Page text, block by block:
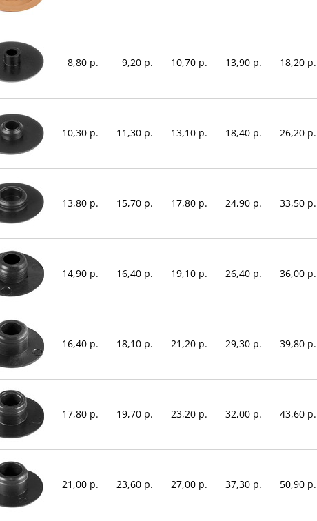
8,80 р. 9,20 р. 10,70 р. 13,90 р. 18,20 р.
10,30 р. 11,30 р. 13,10 р. 18,40 р. 26,20 р.
13,80 р. 15,70 р. 17,80 р. 24,90 р. 33,50 р.
14,90 р. 16,40 р. 19,10 р. 26,40 р. 36,00 р.
16,40 р. 18,10 р. 21,20 р. 29,30 р. 39,80 р.
17,80 р. 19,70 р. 23,20 р. 32,00 р. 43,60 р.
21,00 р. 23,60 р. 27,00 р. 37,30 р. 50,90 р.